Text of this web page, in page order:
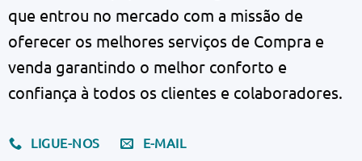
que entrou no mercado com a missão de
oferecer os melhores serviços de Compra e
venda garantindo o melhor conforto e
confiança à todos os clientes e colaboradores.
LIGUE-NOS E-MAIL